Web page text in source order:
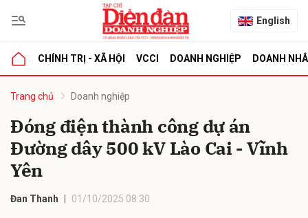
English
CHÍNH TRỊ - XÃ HỘI VCCI DOANH NGHIỆP DOANH
Trang chủ Doanh nghiệp
Đóng điện thành công dự án
Đường dây 500 kV Lào Cai - Vĩnh
Yên
Đan Thanh 01/10/2025 08:30
luận